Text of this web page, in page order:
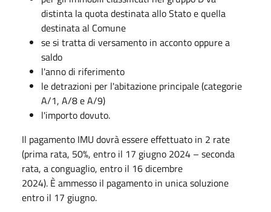
distinta la quota destinata allo Stato e quella
destinata al Comune
se si tratta di versamento in acconto oppure a
saldo
l'anno di riferimento
le detrazioni per l'abitazione principale (categorie
A/1, A/8 e A/9)
l'importo dovuto.
Il pagamento IMU dovrà essere effettuato in 2 rate
(prima rata, 50%, entro il 17 giugno 2024 – seconda
rata, a conguaglio, entro il 16 dicembre
2024). È ammesso il pagamento in unica soluzione
entro il 17 giugno.